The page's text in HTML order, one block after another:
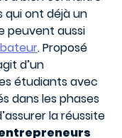
qui ont déjà un
peuvent aussi
. Proposé
d’un
étudiants avec
dans les phases
la réussite